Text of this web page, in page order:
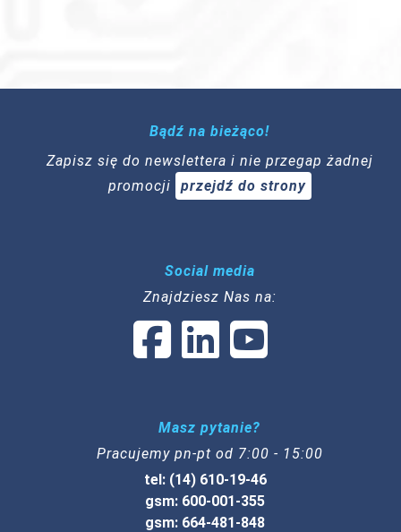
Bądź na bieżąco!
Zapisz się do newslettera i nie przegap żadnej
promocji
przejdź do strony
Social media
Znajdziesz Nas na:
Masz pytanie?
Pracujemy pn-pt od 7:00 - 15:00
tel: (14) 610-19-46
gsm: 600-001-355
gsm: 664-481-848